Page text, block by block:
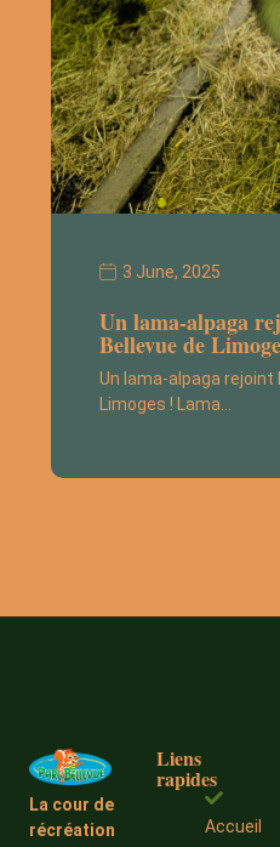
3 June, 2025
Un lama-alpaga
Bellevue de
Un lama-alpaga rejoint
Limoges ! Lama…
La cour de
récréation
Liens
rapides
Accueil